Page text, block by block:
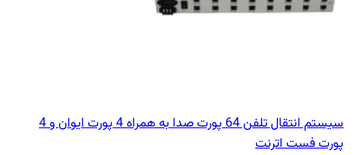
سیستم انتقال تلفن 64 پورت صدا به همراه 4 پورت ایوان و 4
پورت فست اترنت